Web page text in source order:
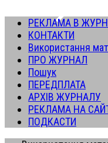
РЕКЛАМА В
КОНТАКТИ
Використання
ПРО ЖУРНАЛ
Пошук
ПЕРЕДПЛАТА
АРХІВ ЖУРНАЛУ
РЕКЛАМА НА
ПОДКАСТИ